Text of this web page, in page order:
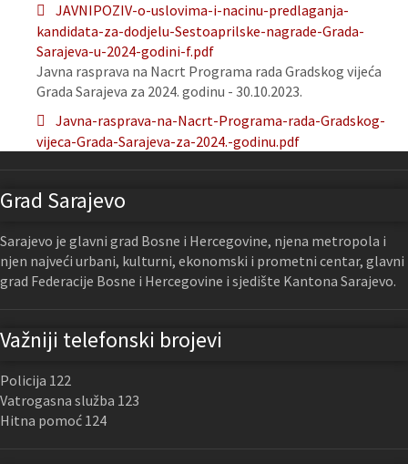
JAVNIPOZIV-o-uslovima-i-nacinu-predlaganja-
kandidata-za-dodjelu-Sestoaprilske-nagrade-Grada-
Sarajeva-u-2024-godini-f.pdf
Javna rasprava na Nacrt Programa rada Gradskog vijeća
Grada Sarajeva za 2024. godinu - 30.10.2023.
Javna-rasprava-na-Nacrt-Programa-rada-Gradskog-
vijeca-Grada-Sarajeva-za-2024.-godinu.pdf
Grad Sarajevo
Sarajevo je glavni grad Bosne i Hercegovine, njena metropola i
njen najveći urbani, kulturni, ekonomski i prometni centar, glavni
grad Federacije Bosne i Hercegovine i sjedište Kantona Sarajevo.
Važniji telefonski brojevi
Policija 122
Vatrogasna služba 123
Hitna pomoć 124